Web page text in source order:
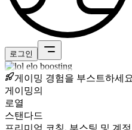
로그인
게이밍 경험을 부스트하세요
게이밍의
로열
스탠다드
프리미엄 코칭, 부스팅 및 계